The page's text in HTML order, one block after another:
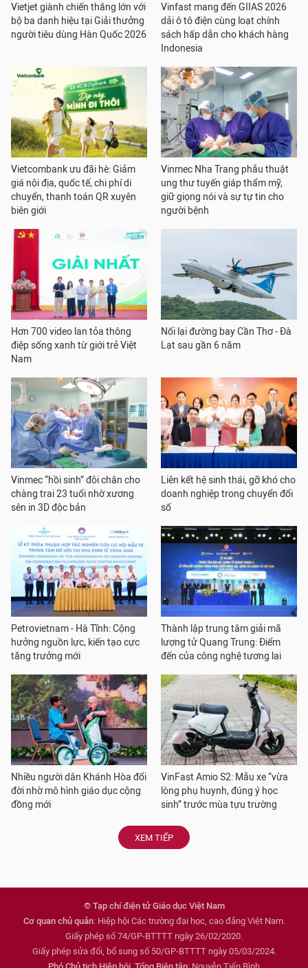
Vietjet giành chiến thắng lớn với
bộ ba danh hiệu tại Giải thưởng
người tiêu dùng Hàn Quốc 2026
Vinfast mang đến GIIAS 2026
dải ô tô điện cùng loạt chính
sách hấp dẫn cho khách hàng
Indonesia
Vietcombank ưu đãi hè: Giảm
giá nội địa, quốc tế, chi phí di
chuyển, thanh toán QR xuyên
biên giới
Vinmec Nha Trang phẫu thuật
ung thư tuyến giáp thẩm mỹ,
giữ giọng nói và sự tự tin cho
người bệnh
Hơn 700 video lan tỏa thông
điệp sống xanh từ giới trẻ Việt
Nam
Nối lại đường bay Cần Thơ - Đà
Lạt sau gần 6 năm
Vinmec “hồi sinh” đôi chân cho
chàng trai 23 tuổi nhờ xương
sên in 3D độc bản
Liên kết hệ sinh thái, gỡ khó cho
doanh nghiệp trong chuyển đổi
số
Petrovietnam - Hà Tĩnh: Cộng
hưởng nguồn lực, kiến tạo cực
tăng trưởng mới
Thành lập trung tâm giải mã
lượng tử Quang Trung: Điểm
đến của công nghệ tương lai
Nhiều người dân Khánh Hòa đổi
đời nhờ mô hình giáo dục cộng
đồng mới
VinFast Amio S2: Mẫu xe “vừa
lòng phụ huynh, đúng ý học
sinh” trước mùa tựu trường
XEM TIẾP
© Tạp chí điện tử Giáo dục Việt Nam
Cơ quan chủ quản: Hiệp hội Các trường đại học, cao đẳng Việt Nam.
Giấy phép số 74/GP-BTTTT ngày 26/02/2020.
Giấy phép sửa đổi, bổ sung số 50/GP-BTTTT ngày 05/03/2024.